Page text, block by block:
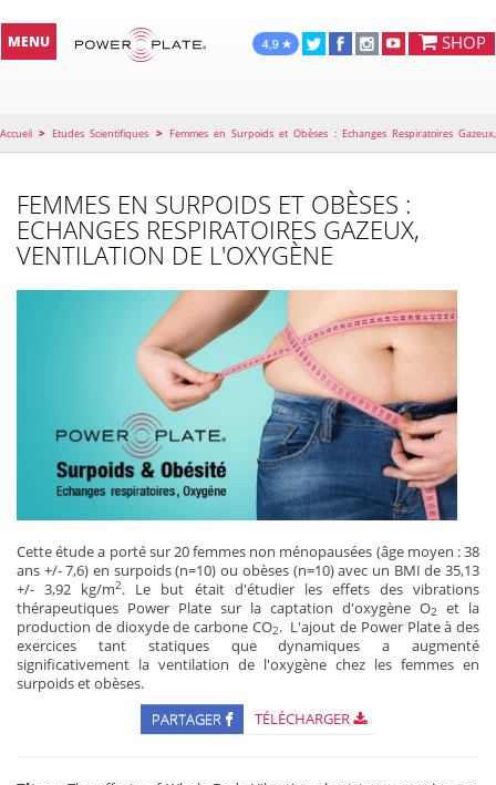
SHOP
MENU
Accueil >Etudes Scientifiques > Femmes en Surpoids et Obèses : Echanges Respiratoires Gazeux,
FEMMES EN SURPOIDS ET OBÈSES :
ECHANGES RESPIRATOIRES GAZEUX,
VENTILATION DE L'OXYGÈNE
Cette étude a porté sur 20 femmes non ménopausées (âge moyen : 38
ans +/- 7,6) en surpoids (n=10) ou obèses (n=10) avec un BMI de 35,13
+/- 3,92 kg/m2. Le but était d'étudier les effets des vibrations
thérapeutiques Power Plate sur la captation d'oxygène O2 et la
production de dioxyde de carbone CO2. L'ajout de Power Plate à des
exercices tant statiques que dynamiques a augmenté
significativement la ventilation de l'oxygène chez les femmes en
surpoids et obèses.
PARTAGER
TÉLÉCHARGER